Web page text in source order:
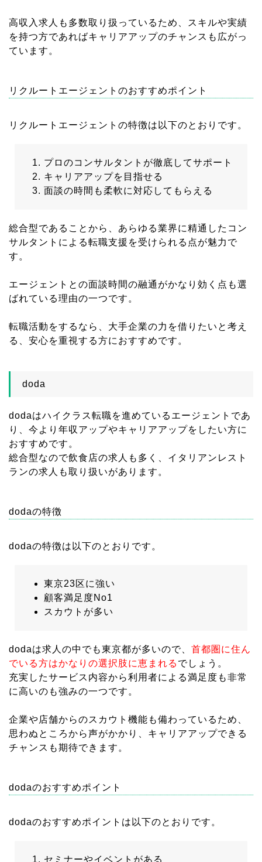
高収入求人も多数取り扱っているため、スキルや実績
を持つ方であればキャリアアップのチャンスも広がっ
ています。
リクルートエージェントのおすすめポイント
リクルートエージェントの特徴は以下のとおりです。
プロのコンサルタントが徹底してサポート
キャリアアップを目指せる
面談の時間も柔軟に対応してもらえる
総合型であることから、あらゆる業界に精通したコン
サルタントによる転職支援を受けられる点が魅力で
す。
エージェントとの面談時間の融通がかなり効く点も選
ばれている理由の一つです。
転職活動をするなら、大手企業の力を借りたいと考え
る、安心を重視する方におすすめです。
doda
dodaはハイクラス転職を進めているエージェントであ
り、今より年収アップやキャリアアップをしたい方に
おすすめです。
総合型なので飲食店の求人も多く、イタリアンレスト
ランの求人も取り扱いがあります。
dodaの特徴
dodaの特徴は以下のとおりです。
東京23区に強い
顧客満足度No1
スカウトが多い
dodaは求人の中でも東京都が多いので、 首都圏に住ん
でいる方はかなりの選択肢に恵まれる でしょう。
充実したサービス内容から利用者による満足度も非常
に高いのも強みの一つです。
企業や店舗からのスカウト機能も備わっているため、
思わぬところから声がかかり、キャリアアップできる
チャンスも期待できます。
dodaのおすすめポイント
dodaのおすすめポイントは以下のとおりです。
セミナーやイベントがある